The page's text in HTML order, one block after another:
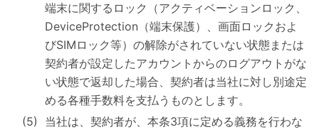
端末に関するロック（アクティベーションロック、
DeviceProtection（端末保護）、画面ロックおよ
びSIMロック等）の解除がされていない状態または
契約者が設定したアカウントからのログアウトがな
い状態で返却した場合、契約者は当社に対し別途定
める各種手数料を支払うものとします。
当社は、契約者が、本条3項に定める義務を行わな